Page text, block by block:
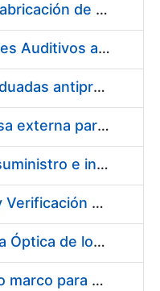
Acuerdo marco para la fabricación de piezas
Suministro de Protectores Auditivos a medida para las personas trabajadoras de los Centros de Trabajo de Madrid y Burgos
Suministro de gafas graduadas antiproyecciones para los trabajadores de la FNMT-RCM en los centros de trabajo de Madrid y Burgos
Servicios de una empresa externa para el asesoramiento y resolución de los recursos de alzada que se presentan relacionados con procesos de selección para la FNMT-RCM
Acuerdo marco para el suministro e instalación de persianas, estores y otros complementos
Servicio de Calibración y Verificación Externa de los Equipos de Medición del Servicio de Prevención de la FNMT-RCM
Conexión mediante Fibra Óptica de los Centros de Proceso de Datos (CPDs) de las sedes de la FNMT-RCM de Burgos y Madrid
Contratación de acuerdo marco para el Suministro de Material de Electricidad para la Fábrica Nacional de Moneda y Timbre-Real Casa de la Moneda en su centro de trabajo de Burgos